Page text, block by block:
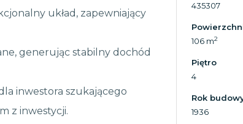
układ, zapewniający
generując stabilny dochód
inwestora szukającego
z inwestycji.
435307
106 m2
Piętro
4
Rok
1936